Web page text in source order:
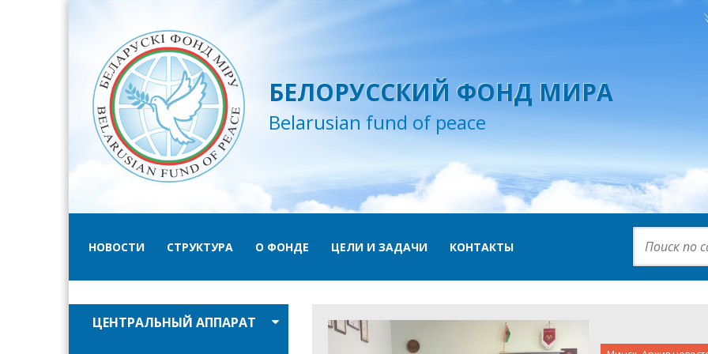
БЕЛОРУССКИЙ ФОНД МИРА
Belarusian fund of peace
НОВОСТИ СТРУКТУРА О ФОНДЕ ЦЕЛИ И ЗАДАЧИ КОНТАКТЫ
ЦЕНТРАЛЬНЫЙ АППАРАТ